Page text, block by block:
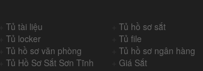
Tủ tài liệu +Tủ hồ sơ sắt
Tủ locker +Tủ file
Tủ hồ sơ văn phòng +Tủ hồ sơ ngân hàng
Tủ Hồ Sơ Sắt Sơn Tĩnh
+Giá Sắt